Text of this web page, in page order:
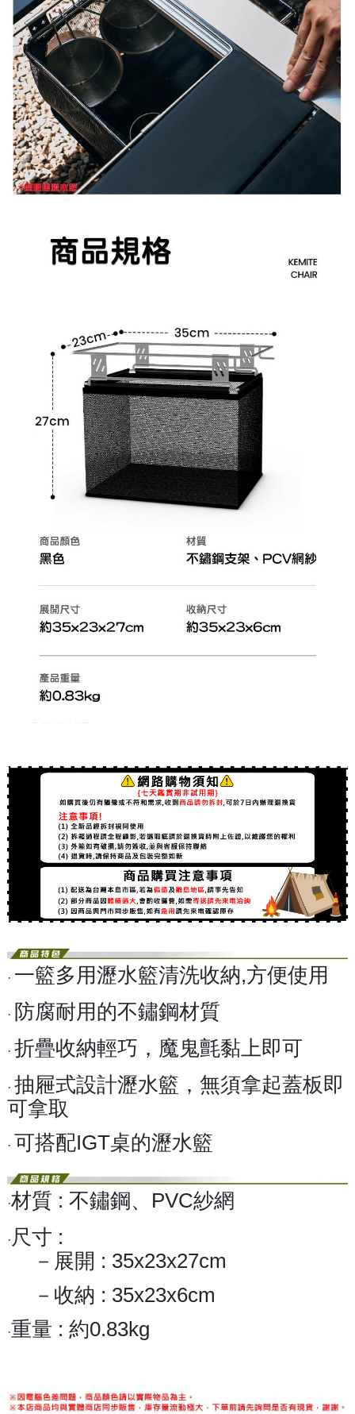
· 一籃多用瀝水籃清洗收納,方便使用
· 防腐耐用的不鏽鋼材質
· 折疊收納輕巧，魔鬼氈黏上即可
· 抽屜式設計瀝水籃，無須拿起蓋板即
可拿取
· 可搭配IGT桌的瀝水籃
·材質 : 不鏽鋼、PVC紗網
· 尺寸 :
－展開 : 35x23x27cm
－收納 : 35x23x6cm
·重量 : 約0.83kg